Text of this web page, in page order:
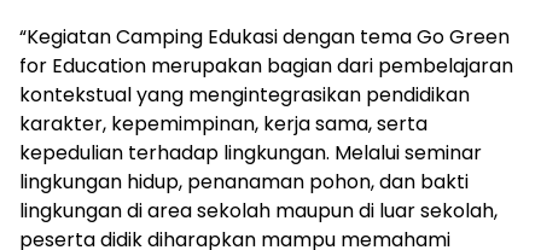
“Kegiatan Camping Edukasi dengan tema Go Green
for Education merupakan bagian dari pembelajaran
kontekstual yang mengintegrasikan pendidikan
karakter, kepemimpinan, kerja sama, serta
kepedulian terhadap lingkungan. Melalui seminar
lingkungan hidup, penanaman pohon, dan bakti
lingkungan di area sekolah maupun di luar sekolah,
peserta didik diharapkan mampu memahami